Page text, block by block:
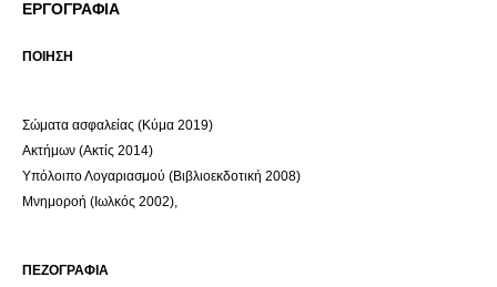
ΕΡΓΟΓΡΑΦΙΑ
ΠΟΙΗΣΗ
Σώματα ασφαλείας (Κύμα 2019)
Ακτήμων (Ακτίς 2014)
Υπόλοιπο Λογαριασμού (Βιβλιοεκδοτική 2008)
Μνημοροή (Ιωλκός 2002),
ΠΕΖΟΓΡΑΦΙΑ